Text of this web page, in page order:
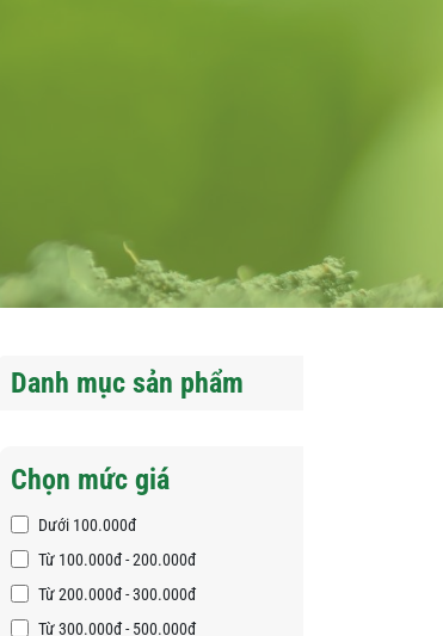
Danh mục sản phẩm
Chọn mức giá
Dưới 100.000đ
Từ 100.000đ - 200.000đ
Từ 200.000đ - 300.000đ
Từ 300.000đ - 500.000đ